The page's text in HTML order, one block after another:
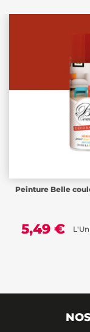
Peinture Belle
5,49 €